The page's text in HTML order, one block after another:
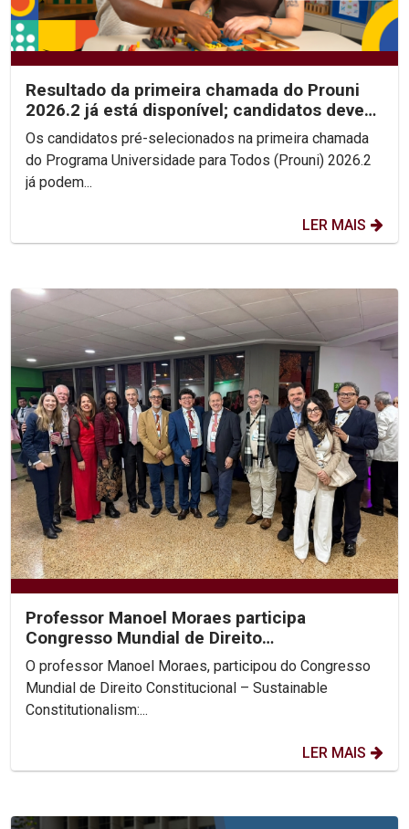
Resultado da primeira chamada do Prouni
2026.2 já está disponível; candidatos devem
enviar...
Os candidatos pré-selecionados na primeira chamada
do Programa Universidade para Todos (Prouni) 2026.2
já podem...
LER MAIS
Professor Manoel Moraes participa
Congresso Mundial de Direito
Constitucional, na Colômbia.
O professor Manoel Moraes, participou do Congresso
Mundial de Direito Constitucional – Sustainable
Constitutionalism:...
LER MAIS